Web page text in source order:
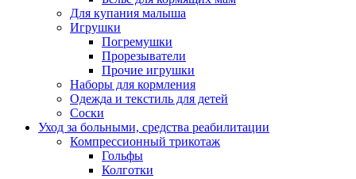
Для купания малыша
Игрушки
Погремушки
Прорезыватели
Прочие игрушки
Наборы для кормления
Одежда и текстиль для детей
Соски
Уход за больными, средства реабилитации
Компрессионный трикотаж
Гольфы
Колготки